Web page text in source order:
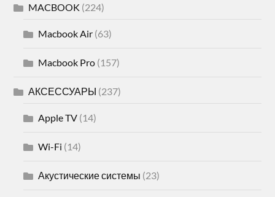
MACBOOK (224)
Macbook Air (63)
Macbook Pro (157)
АКСЕССУАРЫ (237)
Apple TV (14)
Wi-Fi (14)
Акустические системы (23)